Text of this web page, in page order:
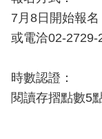
資
料
音
專
7月8日開始報
或電洽02-2729-
時數認證：
閱讀存摺點數5點